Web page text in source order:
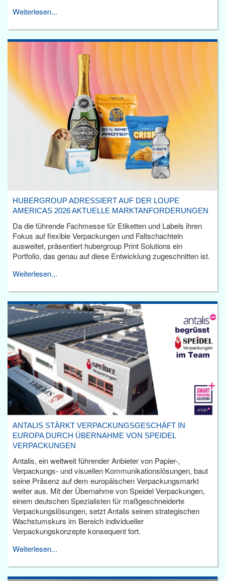
Weiterlesen...
HUBERGROUP ADRESSIERT AUF DER LOUPE
AMERICAS 2026 AKTUELLE MARKTANFORDERUNGEN
Da die führende Fachmesse für Etiketten und Labels ihren
Fokus auf flexible Verpackungen und Faltschachteln
ausweitet, präsentiert hubergroup Print Solutions ein
Portfolio, das genau auf diese Entwicklung zugeschnitten ist.
Weiterlesen...
ANTALIS STÄRKT VERPACKUNGSGESCHÄFT IN
EUROPA DURCH ÜBERNAHME VON SPEIDEL
VERPACKUNGEN
Antalis, ein weltweit führender Anbieter von Papier-,
Verpackungs- und visuellen Kommunikationslösungen, baut
seine Präsenz auf dem europäischen Verpackungsmarkt
weiter aus. Mit der Übernahme von Speidel Verpackungen,
einem deutschen Spezialisten für maßgeschneiderte
Verpackungslösungen, setzt Antalis seinen strategischen
Wachstumskurs im Bereich individueller
Verpackungskonzepte konsequent fort.
Weiterlesen...